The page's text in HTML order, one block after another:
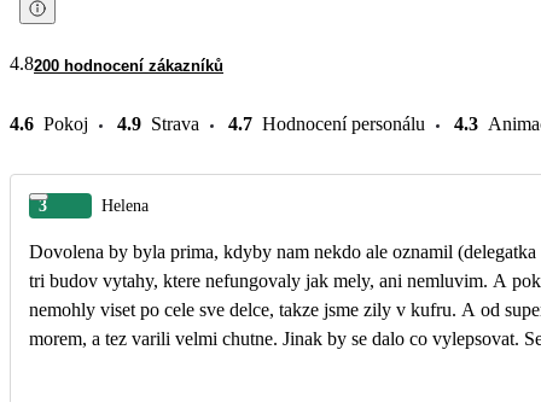
4.8200 hodnocení zákazníků
4.6 Pokoj 4.9 Strava 4.7 Hodnocení personálu 4.3
3 Helena
Dovolena by byla prima, kdyby nam nekdo ale oznamil
tri budov vytahy, ktere nefungovaly jak mely, ani nemluvim. A
nemohly viset po cele sve delce, takze jsme zily v kufru. A od
morem, a tez varili velmi chutne. Jinak by se dalo co vylepsovat.